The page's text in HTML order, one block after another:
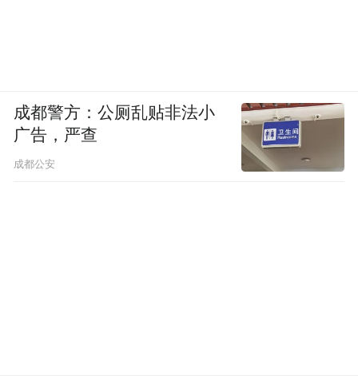
成都警方：公厕乱贴非法小
广告，严查
成都公安